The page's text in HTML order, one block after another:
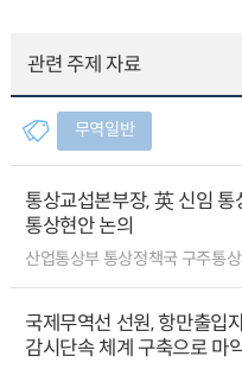
관련 주제 자료
무역일반
통상교섭본부장, 英 신임
통상현안 논의
산업통상부 통상정책국 구주통
국제무역선 선원, 항만출입
감시단속 체계 구축으로 마